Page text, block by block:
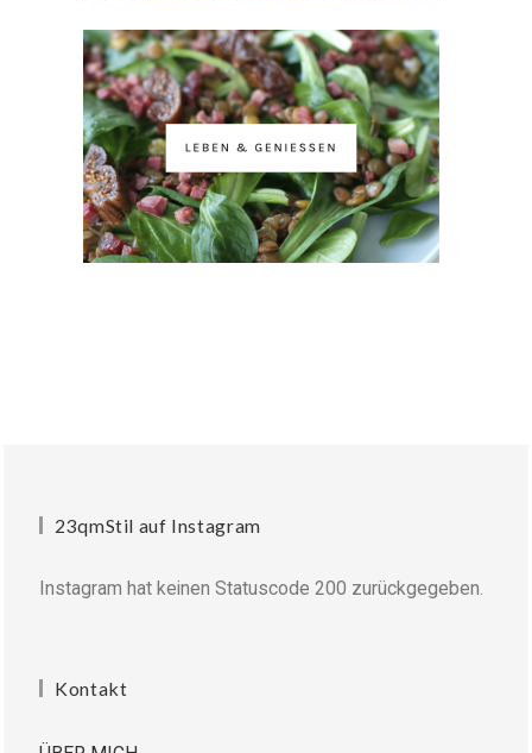
23qmStil auf Instagram
Instagram hat keinen Statuscode 200 zurückgegeben.
Kontakt